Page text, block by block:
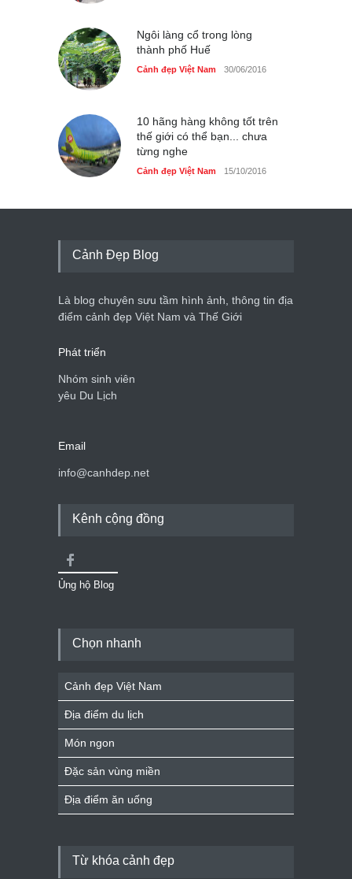
Ngôi làng cổ trong lòng
thành phố Huế
Cảnh đẹp Việt Nam 30/06/2016
10 hãng hàng không tốt trên
thế giới có thể bạn... chưa
từng nghe
Cảnh đẹp Việt Nam 15/10/2016
Cảnh Đẹp Blog
Là blog chuyên sưu tầm hình ảnh, thông tin địa
điểm cảnh đẹp Việt Nam và Thế Giới
Phát triển
Nhóm sinh viên
yêu Du Lịch
Email
info@canhdep.net
Kênh cộng đồng
Ủng hộ Blog
Chọn nhanh
Cảnh đẹp Việt Nam
Địa điểm du lịch
Món ngon
Đặc sản vùng miền
Địa điểm ăn uống
Từ khóa cảnh đẹp